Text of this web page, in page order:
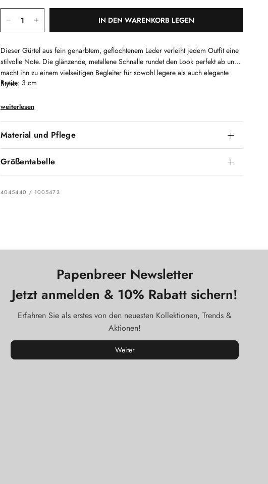
IN DEN WARENKORB LEGEN
Dieser Gürtel aus fein genarbtem, geflochtenem Leder verleiht jedem Outfit eine
stilvolle Note. Die glänzende, metallene Schnalle rundet den Look perfekt ab und
macht ihn zu einem vielseitigen Begleiter für sowohl legere als auch elegante
Styles.
Breite: 3 cm
weiterlesen
Material und Pflege
Größentabelle
4045440 / 1005473
Papenbreer Newsletter
Jetzt anmelden & 10% Rabatt sichern!
Erfahren Sie als erstes von den neuesten Kollektionen, Trends &
Aktionen!
Weiter